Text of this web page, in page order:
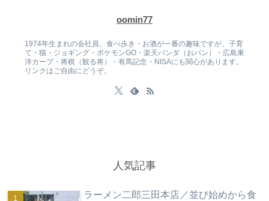
oomin77
1974年生まれの会社員。食べ歩き・お酒が一番の趣味ですが、子育
て・猫・ジョギング・ポケモンGO・楽天パンダ（おパン）・広島東
洋カープ・将棋（観る将）・有馬記念・NISAにも関心があります。
リンクはご自由にどうぞ。
人気記事
ラーメン二郎三田本店／並び始めから食